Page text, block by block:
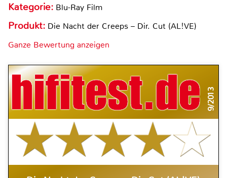
Kategorie: Blu-Ray Film
Produkt: Die Nacht der Creeps – Dir. Cut (AL!VE)
Ganze Bewertung anzeigen
9/2013